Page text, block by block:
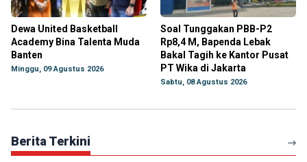
Dewa United Basketball
Academy Bina Talenta Muda
Banten
Minggu, 09 Agustus 2026
Soal Tunggakan PBB-P2
Rp8,4 M, Bapenda Lebak
Bakal Tagih ke Kantor Pusat
PT Wika di Jakarta
Sabtu, 08 Agustus 2026
Berita Terkini